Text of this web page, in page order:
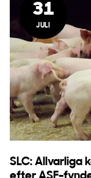
31
JULI
SLC: Allvarliga